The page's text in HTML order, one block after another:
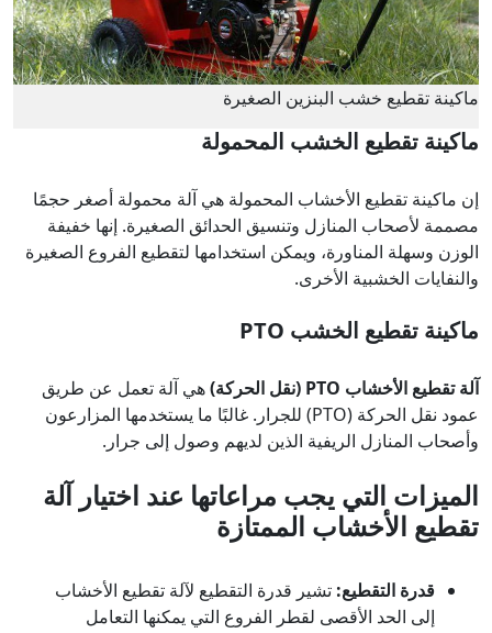
ماكينة تقطيع خشب البنزين الصغيرة
ماكينة تقطيع الخشب المحمولة
إن ماكينة تقطيع الأخشاب المحمولة هي آلة محمولة أصغر حجمًا
مصممة لأصحاب المنازل وتنسيق الحدائق الصغيرة. إنها خفيفة
الوزن وسهلة المناورة، ويمكن استخدامها لتقطيع الفروع الصغيرة
والنفايات الخشبية الأخرى.
ماكينة تقطيع الخشب PTO
آلة تقطيع الأخشاب PTO (نقل الحركة)
هي آلة تعمل عن طريق
عمود نقل الحركة (PTO) للجرار. غالبًا ما يستخدمها المزارعون
وأصحاب المنازل الريفية الذين لديهم وصول إلى جرار.
الميزات التي يجب مراعاتها عند اختيار آلة
تقطيع الأخشاب الممتازة
قدرة التقطيع: تشير قدرة التقطيع لآلة تقطيع الأخشاب
إلى الحد الأقصى لقطر الفروع التي يمكنها التعامل